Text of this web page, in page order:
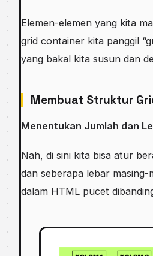
Elemen-elemen yang kita
grid container kita panggil
yang bakal kita susun dan
Membuat Struktur
Menentukan Jumlah dan
Nah, di sini kita bisa atur
dan seberapa lebar masing-
dalam HTML pucet